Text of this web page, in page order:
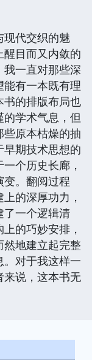
现代交织的魅
目而又内敛的
一直对那些深
有一本既有理
书的排版布局也
学术气息，但
原本枯燥的抽
期技术思想的
个历史长廊，
变。翻阅过程
的深厚功力，
了一个逻辑清
的巧妙安排，
然地建立起完整
对于我这样一
来说，这本书无